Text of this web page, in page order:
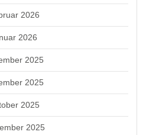
2026
2026
2025
2025
2025
2025